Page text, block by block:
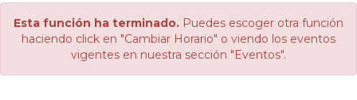
Esta función ha terminado. Puedes escoger otra función
haciendo click en "Cambiar Horario" o viendo los eventos
vigentes en nuestra sección "Eventos".